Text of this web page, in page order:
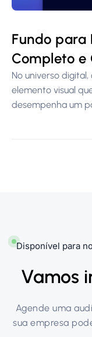
Fundo para
Completo e
No universo
elemento visual
desempenha um
Disponível para
Vamos
Agende uma
sua empresa